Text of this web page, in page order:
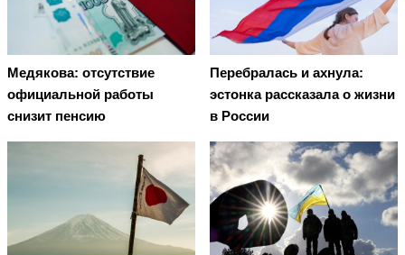
Медякова: отсутствие
официальной работы
снизит пенсию
Перебралась и ахнула:
эстонка рассказала о жизни
в России